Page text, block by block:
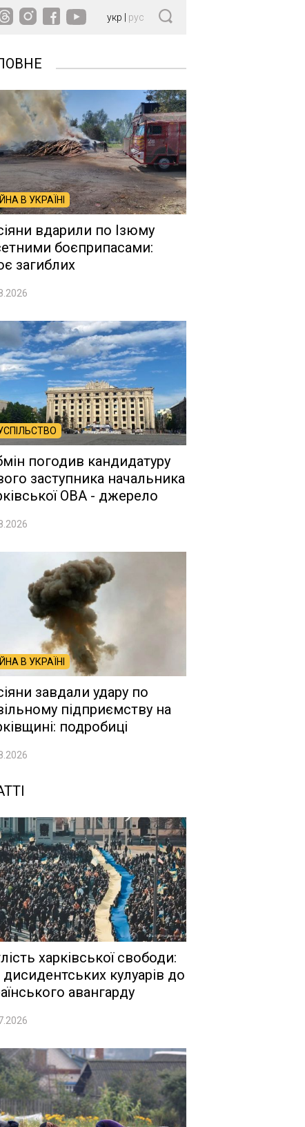
укр рус
В УКРАЇНІ
вдарили по Ізюму
боєприпасами:
загиблих
погодив кандидатуру
заступника начальника
ОВА - джерело
В УКРАЇНІ
завдали удару по
підприємству на
подробиці
харківської свободи:
дисидентських кулуарів до
авангарду